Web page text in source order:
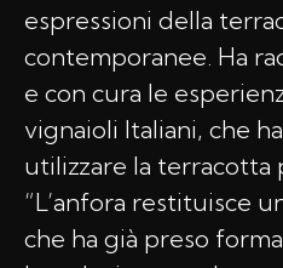
espressioni della
contemporanee. Ha
e con cura le
vignaioli Italiani, che
utilizzare la terracotta
“L’anfora restituisce
che ha già preso